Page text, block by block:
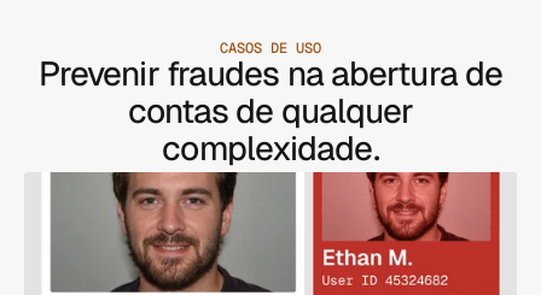
CASOS DE USO
Prevenir fraudes na abertura de
contas de qualquer
complexidade.